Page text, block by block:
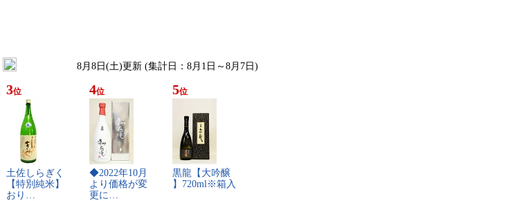
8月8日(土)更新 (集計日：8月1日～8月7日)
3位
土​佐​し​ら​ぎ​く​
【​特​別​純​米​】​
お​り​…
4位
◆​2​0​2​2​年​1​0​月​
よ​り​価​格​が​変​
更​に​…
5位
黒​龍​【​大​吟​醸​
】​7​2​0​m​l​※​箱​入